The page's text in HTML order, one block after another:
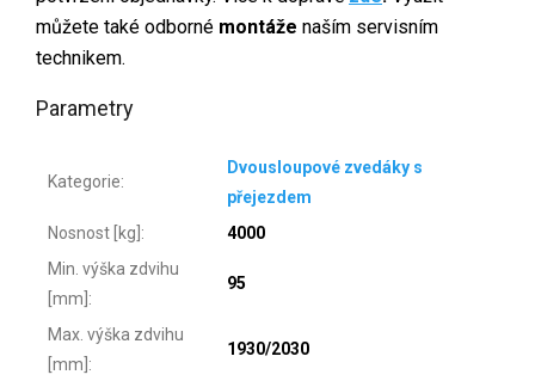
můžete také odborné montáže naším servisním
technikem.
Parametry
Kategorie:
Dvousloupové zvedáky s
přejezdem
Nosnost [kg]:
4000
Min. výška zdvihu
[mm]:
95
Max. výška zdvihu
[mm]:
1930/2030